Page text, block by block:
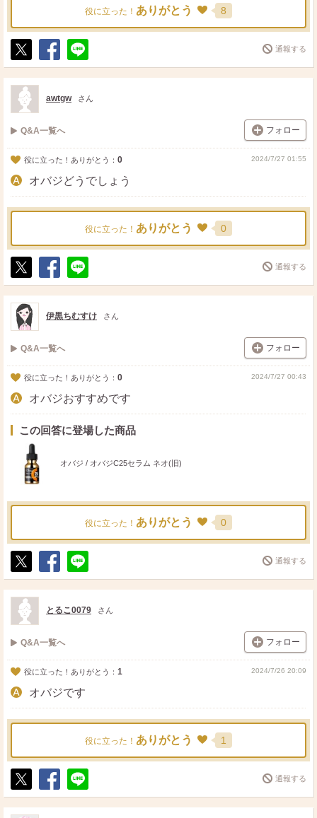
役に立った！ ありがとう 8
ポ
ス
ト
シ
ェ
送
る
通報する
awtgw さん
Q&A一覧へ フォロー
役に立った！ありがとう： 0 2024/7/27 01:55
オバジどうでしょう
役に立った！ ありがとう 0
ポ
ス
ト
シ
ェ
送
る
通報する
伊黒ちむすけ さん
Q&A一覧へ フォロー
役に立った！ありがとう： 0 2024/7/27 00:43
オバジおすすめです
この回答に登場した商品
オバジ / オバジC25セラム ネオ(旧)
役に立った！ ありがとう 0
ポ
ス
ト
シ
ェ
送
る
通報する
とるこ0079 さん
Q&A一覧へ フォロー
役に立った！ありがとう： 1 2024/7/26 20:09
オバジです
役に立った！ ありがとう 1
ポ
ス
シ
ェ
送
る
通報する